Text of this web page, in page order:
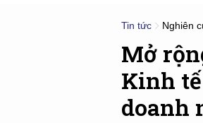
Tin tức Nghiên
Mở
Kinh
doanh